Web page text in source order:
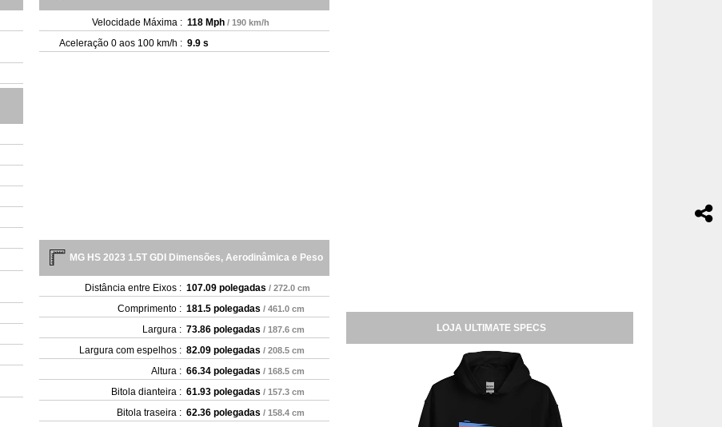
Velocidade Máxima : 118 Mph / 190 km/h
Aceleração 0 aos 100 km/h : 9.9 s
MG HS 2023 1.5T GDI Dimensões, Aerodinâmica e Peso
Distância entre Eixos : 107.09 polegadas / 272.0 cm
Comprimento : 181.5 polegadas / 461.0 cm
Largura : 73.86 polegadas / 187.6 cm
Largura com espelhos : 82.09 polegadas / 208.5 cm
Altura : 66.34 polegadas / 168.5 cm
Bitola dianteira : 61.93 polegadas / 157.3 cm
Bitola traseira : 62.36 polegadas / 158.4 cm
LOJA ULTIMATE SPECS